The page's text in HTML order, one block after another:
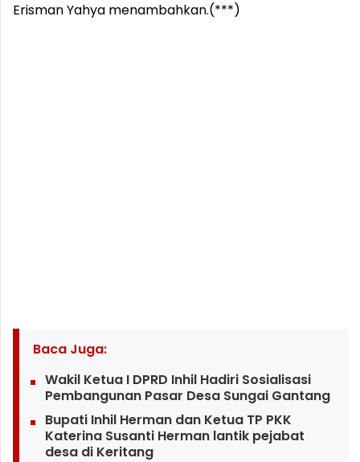
Erisman Yahya menambahkan.(***)
Baca Juga:
Wakil Ketua I DPRD Inhil Hadiri Sosialisasi
Pembangunan Pasar Desa Sungai Gantang
Bupati Inhil Herman dan Ketua TP PKK
Katerina Susanti Herman lantik pejabat
desa di Keritang